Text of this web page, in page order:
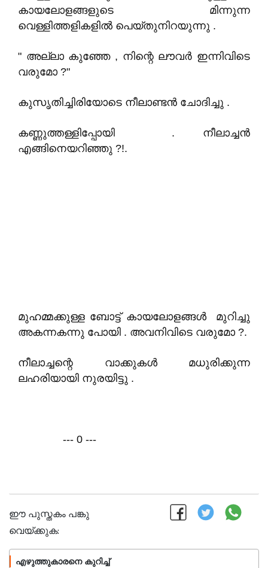
കായലോളങ്ങളുടെ മിന്നുന്ന
വെള്ളിത്തളികളിൽ പെയ്തുനിറയുന്നു .
" അല്ലാ കുഞ്ഞേ , നിന്റെ ലൗവർ ഇന്നിവിടെ
വരുമോ ?"
കുസൃതിച്ചിരിയോടെ നീലാണ്ടൻ ചോദിച്ചു .
കണ്ണുത്തള്ളിപ്പോയി . നീലാച്ചൻ
എങ്ങിനെയറിഞ്ഞു ?!.
മുഹമ്മക്കുള്ള ബോട്ട് കായലോളങ്ങൾ മുറിച്ചു
അകന്നകന്നു പോയി . അവനിവിടെ വരുമോ ?.
നീലാച്ചന്റെ വാക്കുകൾ മധുരിക്കുന്ന
ലഹരിയായി നുരയിട്ടു .
--- 0 ---
ഈ പുസ്തകം പങ്കു
വെയ്ക്കുക:
എഴുത്തുകാരനെ കുറിച്ച്